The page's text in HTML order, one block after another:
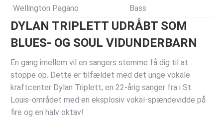
Wellington Pagano
Bass
DYLAN TRIPLETT UDRÅBT SOM
BLUES- OG SOUL VIDUNDERBARN
En gang imellem vil en sangers stemme få dig til at
stoppe op. Dette er tilfældet med det unge vokale
kraftcenter Dylan Triplett, en 22-årig sanger fra i St.
Louis-området med en eksplosiv vokal-spændevidde på
fire og en halv oktav!